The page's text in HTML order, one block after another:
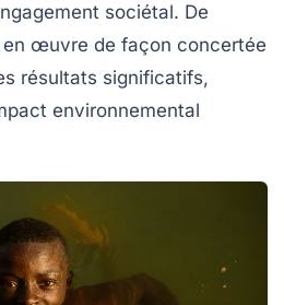
sociétal. De
œuvre de façon concertée
résultats significatifs,
environnemental